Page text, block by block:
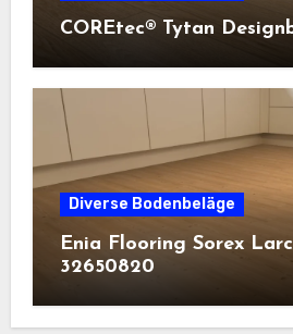
COREtec® Tytan
Diverse Bodenbeläge
Enia Flooring Sorex
32650820